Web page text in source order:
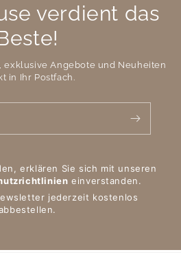
verdient das
exklusive Angebote und Neuheiten
in Ihr Postfach.
erklären Sie sich mit unseren
einverstanden.
jederzeit kostenlos